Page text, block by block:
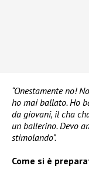
“Onestamente no!
ho mai ballato. Ho
da giovani, il cha
un ballerino. Devo
stimolando”.
Come si è